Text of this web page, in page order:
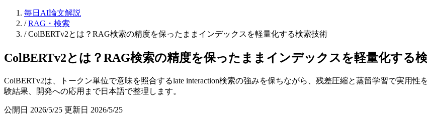
毎日AI論文解説
/ RAG・検索
/ ColBERTv2とは？RAG検索の精度を保ったままインデックスを軽量化する検索技術
ColBERTv2とは？RAG検索の精度を保ったままインデックスを軽量化する
ColBERTv2は、トークン単位で意味を照合するlate interaction検索の強みを保ちながら、残差圧縮と蒸留学習で実用
験結果、開発への応用まで日本語で整理します。
公開日 2026/5/25 更新日 2026/5/25